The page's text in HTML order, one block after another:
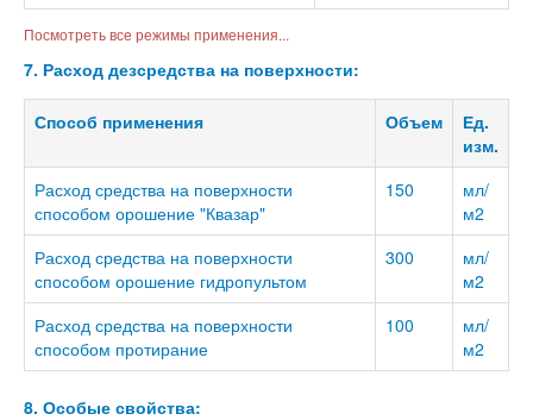
Посмотреть все режимы применения...
7. Расход дезсредства на поверхности:
Способ применения Объем
Ед.
изм.
Расход средства на поверхности
способом орошение "Квазар"
150
мл/
м2
Расход средства на поверхности
способом орошение гидропультом
300
мл/
м2
Расход средства на поверхности
способом протирание
100
мл/
м2
8. Особые свойства: